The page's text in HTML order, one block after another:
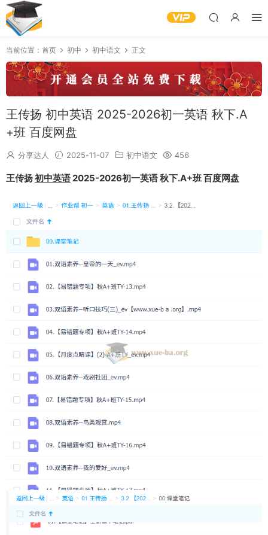
当前位置： 首页 初中 初中语文 正文
王传扬 初中英语 2025-2026初一英语 秋下.A
+班 百度网盘
分享达人 2025-11-07 初中语文 456
王传扬初中英语2025-2026初一英语 秋下.A+班 百度网盘